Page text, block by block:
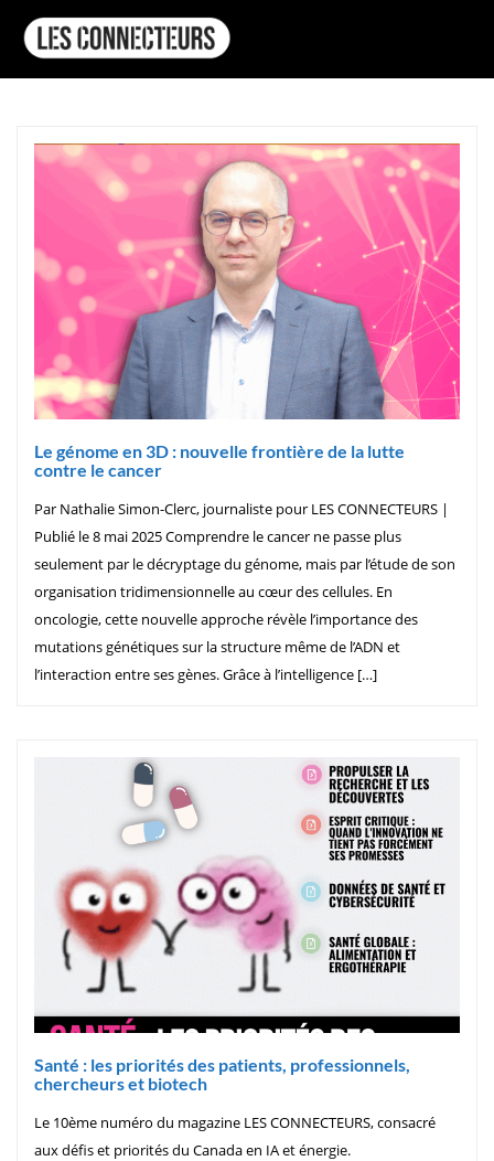
Le génome en 3D : nouvelle frontière de la lutte
contre le cancer
Par Nathalie Simon-Clerc, journaliste pour LES CONNECTEURS |
Publié le 8 mai 2025 Comprendre le cancer ne passe plus
seulement par le décryptage du génome, mais par l’étude de son
organisation tridimensionnelle au cœur des cellules. En
oncologie, cette nouvelle approche révèle l’importance des
mutations génétiques sur la structure même de l’ADN et
l’interaction entre ses gènes. Grâce à l’intelligence […]
Santé : les priorités des patients, professionnels,
chercheurs et biotech
Le 10ème numéro du magazine LES CONNECTEURS, consacré
aux défis et priorités du Canada en IA et énergie.